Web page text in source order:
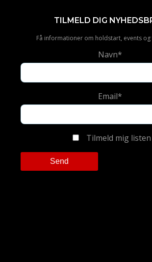
TILMELD DIG
Få informationer om holdstart, events og
Navn*
Email*
Tilmeld mig listen